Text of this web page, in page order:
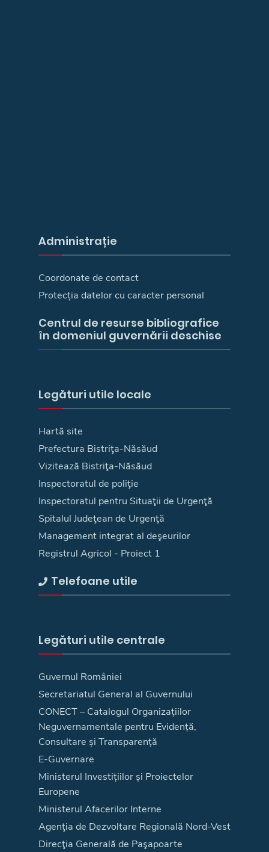
Administrație
Coordonate de contact
Protecția datelor cu caracter personal
Centrul de resurse bibliografice
în domeniul guvernării deschise
Legături utile locale
Hartă site
Prefectura Bistriţa-Năsăud
Vizitează Bistriţa-Năsăud
Inspectoratul de poliţie
Inspectoratul pentru Situaţii de Urgenţă
Spitalul Judeţean de Urgenţă
Management integrat al deşeurilor
Registrul Agricol - Proiect 1
Telefoane utile
Legături utile centrale
Guvernul României
Secretariatul General al Guvernului
CONECT – Catalogul Organizațiilor
Neguvernamentale pentru Evidență,
Consultare și Transparență
E-Guvernare
Ministerul Investițiilor și Proiectelor
Europene
Ministerul Afacerilor Interne
Agenţia de Dezvoltare Regională Nord-Vest
Direcţia Generală de Paşapoarte